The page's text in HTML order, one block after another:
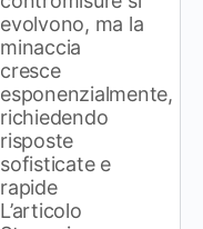
evolvono, ma la
minaccia
cresce
esponenzialmente,
richiedendo
risposte
sofisticate e
rapide
L’articolo